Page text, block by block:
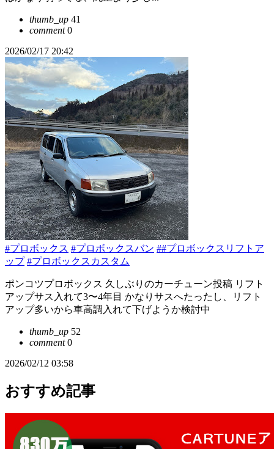
thumb_up 41
comment0
2026/02/17 20:42
#プロボックス #プロボックスバン ##プロボックスリフトア
ップ #プロボックスカスタム
ポンコツプロボックス 久しぶりのカーチューン投稿 リフト
アップサス入れて3〜4年目 かなりサスへたったし、リフト
アップ多いから車高調入れて下げようか検討中
thumb_up 52
comment0
2026/02/12 03:58
おすすめ記事